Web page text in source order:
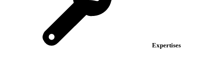
Expertises